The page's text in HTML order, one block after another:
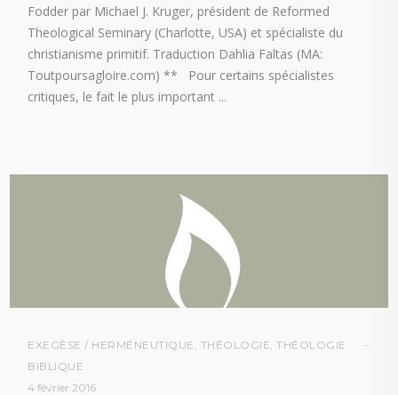
Fodder par Michael J. Kruger, président de Reformed
Theological Seminary (Charlotte, USA) et spécialiste du
christianisme primitif. Traduction Dahlia Faltas (MA:
Toutpoursagloire.com) ** Pour certains spécialistes
critiques, le fait le plus important
EXEGÈSE / HERMÉNEUTIQUE , THÉOLOGIE,THÉOLOGIE
BIBLIQUE
4 février 2016